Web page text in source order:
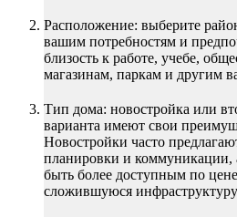
Расположение: выберите
вашим потребностям и
близость к работе, учебе,
магазинам, паркам и другим
Тип дома: новостройка или
варианта имеют свои
Новостройки часто
планировки и коммуникации,
быть более доступным по
сложившуюся